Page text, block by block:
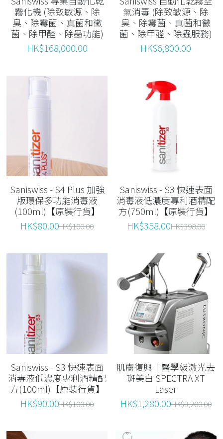
霧化機 (除致敏源、除
臭、除霉菌、真菌和黴
菌、除甲醛、除蟲功能)
HK$168,000.00
氣消毒 (除致敏源、除
臭、除霉菌、真菌和黴
菌、除甲醛、除蟲服務)
HK$6,800.00
Saniswiss - S4 Plus 加強
版環保多功能消毒液
(100ml)【原裝行貨】
HK$80.00HK$100.00
Saniswiss - S3 快速表面
消毒液低濃度專利酒精配
方(750ml)【原裝行貨】
HK$358.00HK$398.00
Saniswiss - S3 快速表面
消毒液低濃度專利酒精配
方(100ml)【原裝行貨】
HK$90.00HK$100.00
肌膚復興｜醫學級激光去
斑美白 SPECTRA XT
Laser
HK$1,280.00HK$3,200.00